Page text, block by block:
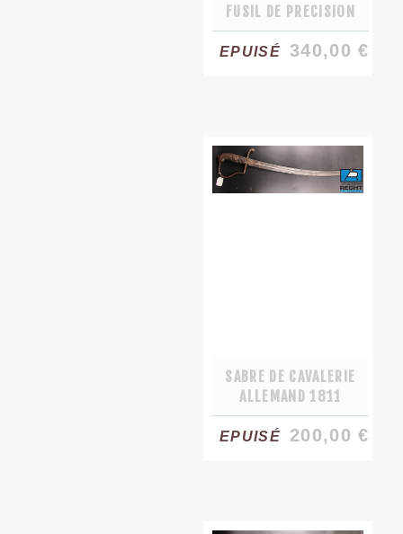
FUSIL DE PRECISION
EPUISÉ 340,00 €
SABRE DE CAVALERIE
ALLEMAND 1811
EPUISÉ 200,00 €